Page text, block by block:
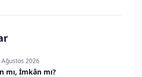
Ağustos 2026
mı, İmkân mı?